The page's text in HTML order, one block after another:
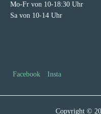
Mo-Fr von 10-18:30 Uhr
Sa von 10-14 Uhr
Facebook Insta
Copyright ©